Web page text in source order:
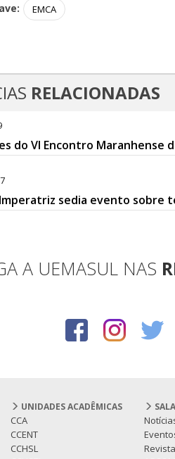
EMCA
RELACIONADAS
do VI Encontro Maranhense
sedia evento sobre
A UEMASUL NAS
UNIDADES ACADÊMICAS
CCA
CCENT
CCHSL